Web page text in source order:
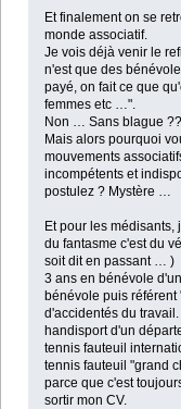
Et finalement on se
monde associatif.
Je vois déjà venir le
n'est que des
payé, on fait ce que
femmes etc …".
Non … Sans blague ??
Mais alors pourquoi
mouvements
incompétents et
postulez ? Mystère …
Et pour les médisants,
du fantasme c'est du
soit dit en passant … )
3 ans en bénévole
bénévole puis
d'accidentés du
handisport d'un
tennis fauteuil
tennis fauteuil "grand
parce que c'est
sortir mon CV.